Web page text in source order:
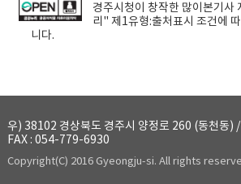
경주시청이 창작한 많이본기사
리"제1유형:출처표시 조건에
니다.
우) 38102 경상북도 경주시 양정로 260 (동천동
FAX : 054-779-6930
Copyright(C) 2016 Gyeongju-si. All rights